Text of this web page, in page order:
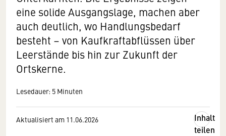
eine solide Ausgangslage, machen aber
auch deutlich, wo Handlungsbedarf
besteht – von Kaufkraftabflüssen über
Leerstände bis hin zur Zukunft der
Ortskerne.
Lesedauer: 5 Minuten
Aktualisiert am 11.06.2026
Inhalt
teilen